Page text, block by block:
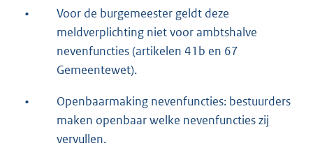
•
Voor de burgemeester geldt deze
meldverplichting niet voor ambtshalve
nevenfuncties (artikelen 41b en 67
Gemeentewet).
•
Openbaarmaking nevenfuncties: bestuurders
maken openbaar welke nevenfuncties zij
vervullen.